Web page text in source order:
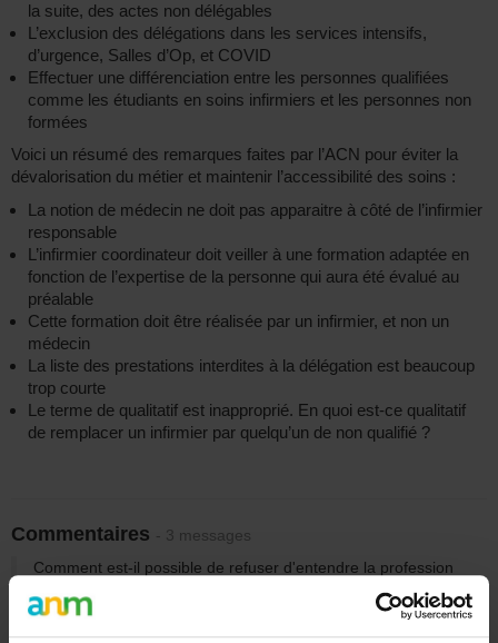
la suite, des actes non délégables
L’exclusion des délégations dans les services intensifs,
d’urgence, Salles d’Op, et COVID
Effectuer une différenciation entre les personnes qualifiées
comme les étudiants en soins infirmiers et les personnes non
formées
Voici un résumé des remarques faites par l’ACN pour éviter la
dévalorisation du métier et maintenir l’accessibilité des soins :
La notion de médecin ne doit pas apparaitre à côté de l’infirmier
responsable
L’infirmier coordinateur doit veiller à une formation adaptée en
fonction de l’expertise de la personne qui aura été évalué au
préalable
Cette formation doit être réalisée par un infirmier, et non un
médecin
La liste des prestations interdites à la délégation est beaucoup
trop courte
Le terme de qualitatif est inapproprié. En quoi est-ce qualitatif
de remplacer un infirmier par quelqu’un de non qualifié ?
Commentaires - 3 messages
Comment est-il possible de refuser d'entendre la profession
unie via l'UGIB UNION Générale des infirmiers de Belgique
Coronaf